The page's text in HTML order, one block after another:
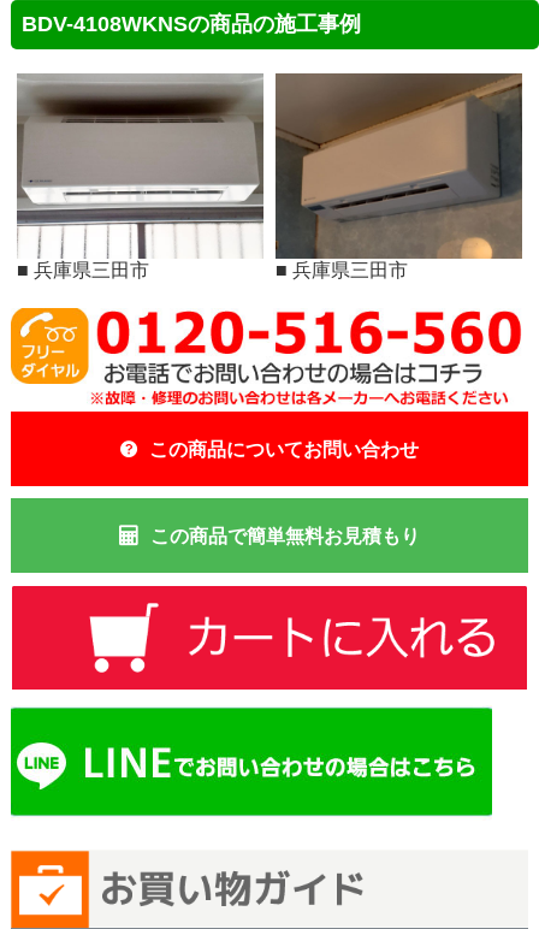
BDV-4108WKNSの商品の施工事例
■ 兵庫県三田市 ■ 兵庫県三田市
この商品についてお問い合わせ
この商品で簡単無料お見積もり